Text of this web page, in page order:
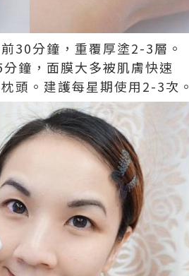
30分鐘，重覆厚塗2-3層。
鐘，面膜大多被肌膚快速
頭。建護每星期使用2-3次。